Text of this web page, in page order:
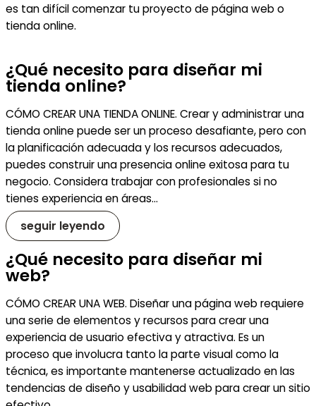
es tan difícil comenzar tu proyecto de página web o
tienda online.
¿Qué necesito para diseñar mi
tienda online?
CÓMO CREAR UNA TIENDA ONLINE. Crear y administrar una
tienda online puede ser un proceso desafiante, pero con
la planificación adecuada y los recursos adecuados,
puedes construir una presencia online exitosa para tu
negocio. Considera trabajar con profesionales si no
tienes experiencia en áreas…
seguir leyendo
¿Qué necesito para diseñar mi
web?
CÓMO CREAR UNA WEB. Diseñar una página web requiere
una serie de elementos y recursos para crear una
experiencia de usuario efectiva y atractiva. Es un
proceso que involucra tanto la parte visual como la
técnica, es importante mantenerse actualizado en las
tendencias de diseño y usabilidad web para crear un sitio